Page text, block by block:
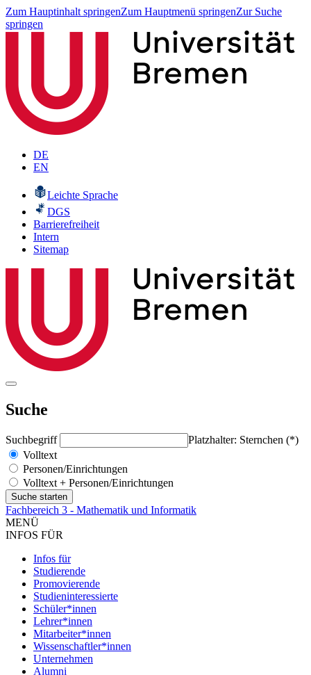
Zum Hauptinhalt springenZum Hauptmenü springenZur Suche
springen
DE
EN
Leichte Sprache
DGS
Barrierefreiheit
Intern
Sitemap
Suche
Suchbegriff
Platzhalter: Sternchen (*)
Volltext
Personen/Einrichtungen
Volltext + Personen/Einrichtungen
Fachbereich 3 - Mathematik und Informatik
MENÜ
INFOS FÜR
Infos für
Studierende
Promovierende
Studieninteressierte
Schüler*innen
Lehrer*innen
Mitarbeiter*innen
Wissenschaftler*innen
Unternehmen
Alumni